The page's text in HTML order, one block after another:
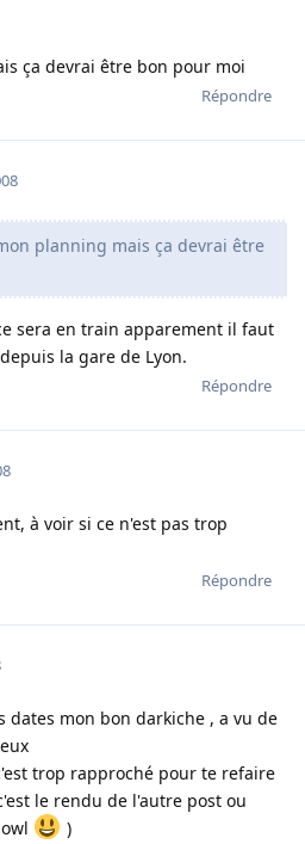
ça devrai être bon pour moi
Répondre
planning mais ça devrai être
sera en train apparement il faut
la gare de Lyon.
Répondre
à voir si ce n'est pas trop
Répondre
dates mon bon darkiche , a vu de
trop rapproché pour te refaire
le rendu de l'autre post ou
)